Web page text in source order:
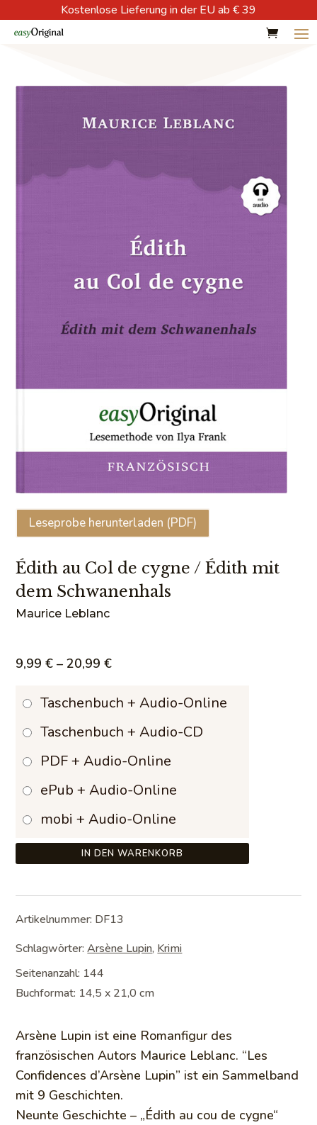
Kostenlose Lieferung in der EU ab € 39
Leseprobe herunterladen (PDF)
Édith au Col de cygne / Édith mit
dem Schwanenhals
Maurice Leblanc
9,99€ –20,99€Preisspanne:
Taschenbuch + Audio-Online
Taschenbuch + Audio-CD
PDF + Audio-Online
ePub + Audio-Online
mobi + Audio-Online
IN DEN WARENKORB
Artikelnummer: DF13
Schlagwörter:Arsène Lupin, Krimi
Seitenanzahl: 144
Buchformat: 14,5 x 21,0 cm
Arsène Lupin ist eine Romanfigur des
französischen Autors Maurice Leblanc. “Les
Confidences d’Arsène Lupin” ist ein Sammelband
mit 9 Geschichten.
Neunte Geschichte – „Édith au cou de cygne“